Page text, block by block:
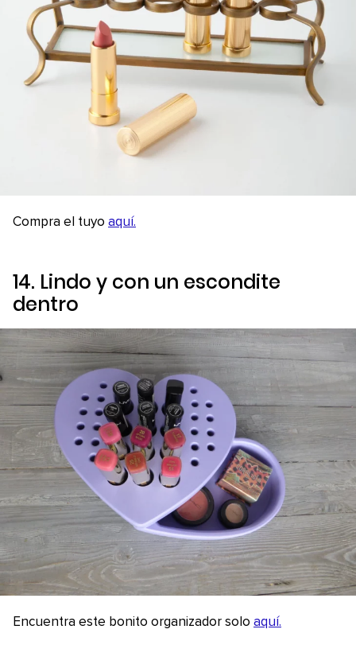
Compra el tuyo aquí.
14. Lindo y con un escondite
dentro
Encuentra este bonito organizador solo aquí.